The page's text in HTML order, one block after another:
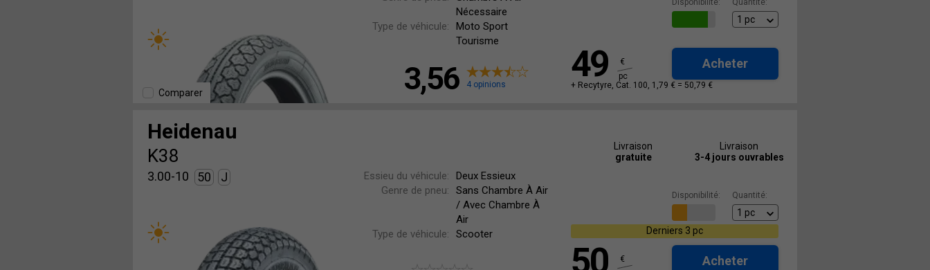
Comparer
Nécessaire
Type de véhicule:
Moto Sport
Tourisme
3,56 4 opinions
Disponibilité: Quantité:
49
€
pc
Acheter
+ Recytyre, Cat. 100, 1,79 € = 50,79 €
Heidenau
K38
3.00-10 50 J Essieu du véhicule:
Deux Essieux
Genre de pneu:
Sans Chambre À Air
/ Avec Chambre À
Air
Type de véhicule:
Scooter
Livraison
gratuite
Livraison
3-4 jours ouvrables
Disponibilité: Quantité:
Derniers 3 pc
50
€
Acheter